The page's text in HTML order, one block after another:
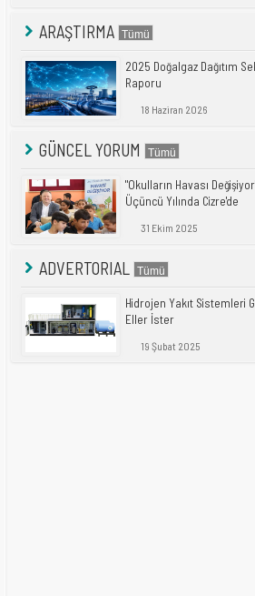
ARAŞTIRMA
2025 Doğalgaz Dağıtım
Raporu
18 Haziran 2026
GÜNCEL YORUM
"Okulların Havası
Üçüncü Yılında Cizre'de
31 Ekim 2025
ADVERTORIAL
Hidrojen Yakıt Sistemleri
Eller İster
19 Şubat 2025